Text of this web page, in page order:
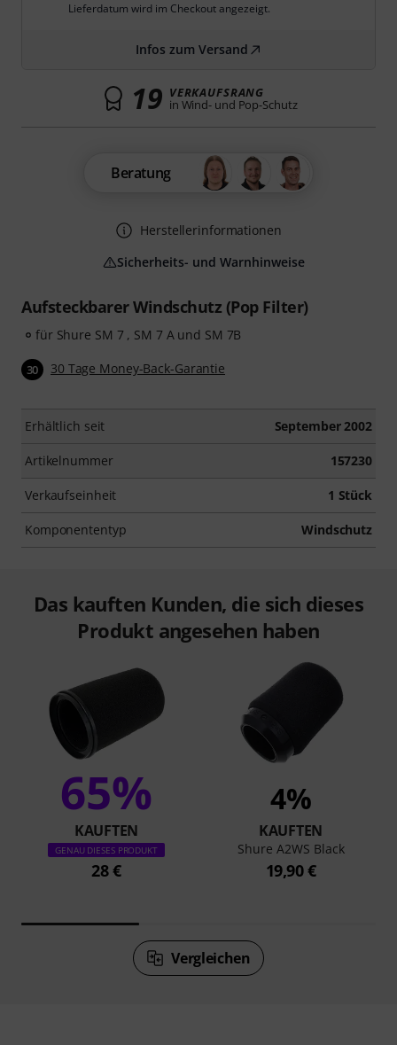
Aufsteckbarer Windschutz (Pop Filter)
für Shure SM 7 , SM 7 A und SM 7B
30 30 Tage Money-Back-Garantie
Erhältlich seit September 2002
Artikelnummer 157230
Verkaufseinheit 1 Stück
Komponententyp Windschutz
Lieferdatum wird im Checkout angezeigt.
Infos zum Versand
19 VERKAUFSRANG
in Wind- und Pop-Schutz
Beratung
Herstellerinformationen
Sicherheits- und Warnhinweise
Das kauften Kunden, die sich dieses
Produkt angesehen haben
65%
KAUFTEN
GENAU DIESES PRODUKT
28 €
4%
KAUFTEN
Shure A2WS Black
19,90 €
Vergleichen